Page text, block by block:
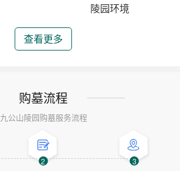
陵园环境
查看更多
购墓流程
九公山陵园购墓服务流程
2 3